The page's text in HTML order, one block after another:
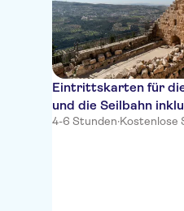
Eintrittskarten für
und die Seilbahn
Transfer
4-6 Stunden·Kostenlose